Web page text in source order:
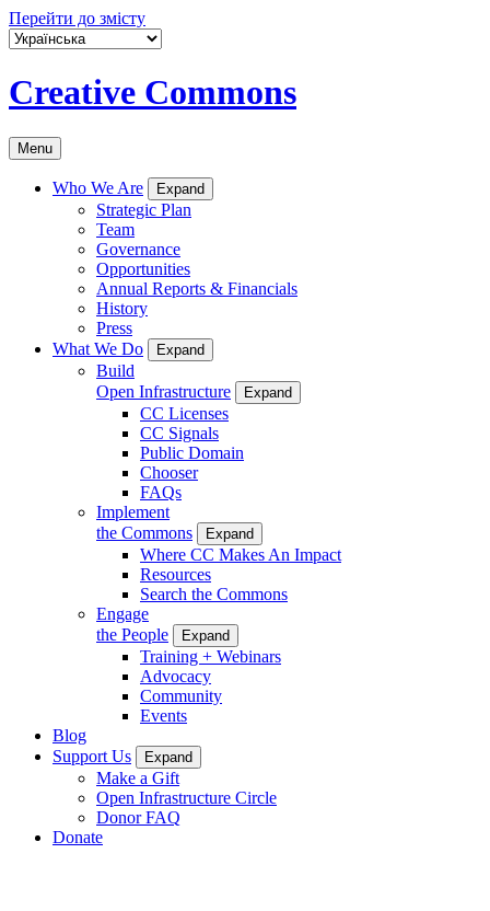
Перейти до змісту
Creative Commons
Menu
Who We Are Expand
Strategic Plan
Team
Governance
Opportunities
Annual Reports & Financials
History
Press
What We Do
Expand
Build
Open Infrastructure
Expand
CC Licenses
CC Signals
Public Domain
Chooser
FAQs
Implement
the Commons
Expand
Where CC Makes An Impact
Resources
Search the Commons
Engage
the People
Expand
Training + Webinars
Advocacy
Community
Events
Blog
Support Us
Expand
Make a Gift
Open Infrastructure Circle
Donor FAQ
Donate